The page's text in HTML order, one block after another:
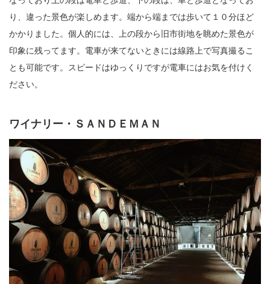
り、違った景色が楽しめます。端から端までは歩いて１０分ほど
かかりました。個人的には、上の段から旧市街地を眺めた景色が
印象に残ってます。電車が来てないときには線路上で写真撮るこ
とも可能です。スピードはゆっくりですが電車にはお気を付けく
ださい。
ワイナリー・ＳＡＮＤＥＭＡＮ